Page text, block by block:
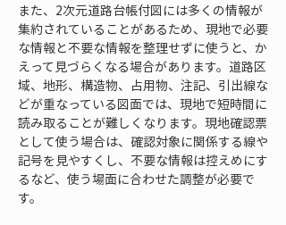
また、2次元道路台帳付図には多くの情報が
集約されていることがあるため、現地で必要
な情報と不要な情報を整理せずに使うと、か
えって見づらくなる場合があります。道路区
域、地形、構造物、占用物、注記、引出線な
どが重なっている図面では、現地で短時間に
読み取ることが難しくなります。現地確認票
として使う場合は、確認対象に関係する線や
記号を見やすくし、不要な情報は控えめにす
るなど、使う場面に合わせた調整が必要で
す。